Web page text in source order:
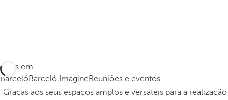
Estes em
BarcelóBarceló ImagineReuniões e eventos
Graças aos seus espaços amplos e versáteis para a realização